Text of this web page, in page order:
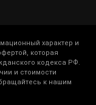
характер и
которая
кодекса РФ.
и стоимости
к нашим